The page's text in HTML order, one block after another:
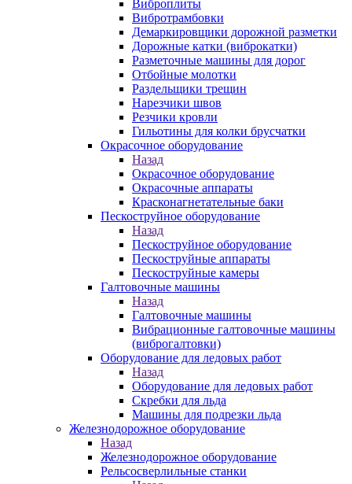
Виброплиты
Вибротрамбовки
Демаркировщики дорожной разметки
Дорожные катки (виброкатки)
Разметочные машины для дорог
Отбойные молотки
Раздельщики трещин
Нарезчики швов
Резчики кровли
Гильотины для колки брусчатки
Окрасочное оборудование
Назад
Окрасочное оборудование
Окрасочные аппараты
Красконагнетательные баки
Пескоструйное оборудование
Назад
Пескоструйное оборудование
Пескоструйные аппараты
Пескоструйные камеры
Галтовочные машины
Назад
Галтовочные машины
Вибрационные галтовочные машины
(виброгалтовки)
Оборудование для ледовых работ
Назад
Оборудование для ледовых работ
Скребки для льда
Машины для подрезки льда
Железнодорожное оборудование
Назад
Железнодорожное оборудование
Рельсосверлильные станки